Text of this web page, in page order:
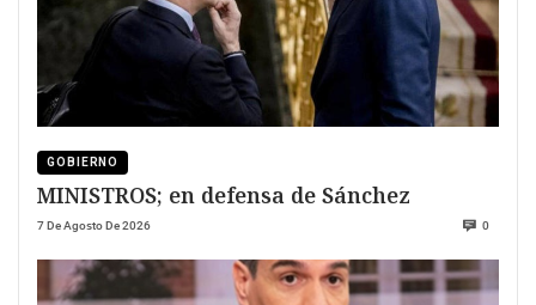
GOBIERNO
MINISTROS; en defensa de Sánchez
7 De Agosto De 2026 0